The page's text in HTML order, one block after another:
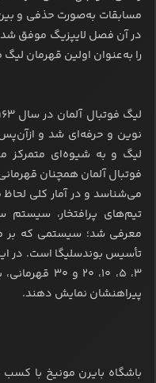
مسابقات به‌صورت حذفی و
در آن فصل لایپزیگ موفق
را به‌عنوان اولین قهرمان لیگ
نوین و حرفه‌ای شد و
لیگ و به شیوه‌ای متمرکز
فوتبال آلمان همچنان
معرفی شد؛ سیستمی که بر
تأسیس بوندسلیگا است. در
۳، ۵، ۱۰، ۲۰
پیراهنشان نمایش دهند.